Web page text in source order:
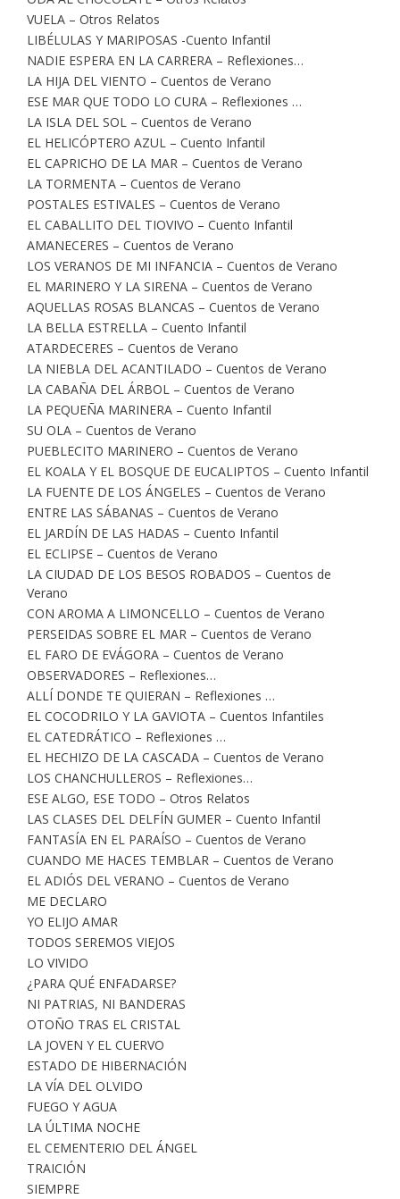
VUELA – Otros Relatos
LIBÉLULAS Y MARIPOSAS -Cuento Infantil
NADIE ESPERA EN LA CARRERA – Reflexiones…
LA HIJA DEL VIENTO – Cuentos de Verano
ESE MAR QUE TODO LO CURA – Reflexiones …
LA ISLA DEL SOL – Cuentos de Verano
EL HELICÓPTERO AZUL – Cuento Infantil
EL CAPRICHO DE LA MAR – Cuentos de Verano
LA TORMENTA – Cuentos de Verano
POSTALES ESTIVALES – Cuentos de Verano
EL CABALLITO DEL TIOVIVO – Cuento Infantil
AMANECERES – Cuentos de Verano
LOS VERANOS DE MI INFANCIA – Cuentos de Verano
EL MARINERO Y LA SIRENA – Cuentos de Verano
AQUELLAS ROSAS BLANCAS – Cuentos de Verano
LA BELLA ESTRELLA – Cuento Infantil
ATARDECERES – Cuentos de Verano
LA NIEBLA DEL ACANTILADO – Cuentos de Verano
LA CABAÑA DEL ÁRBOL – Cuentos de Verano
LA PEQUEÑA MARINERA – Cuento Infantil
SU OLA – Cuentos de Verano
PUEBLECITO MARINERO – Cuentos de Verano
EL KOALA Y EL BOSQUE DE EUCALIPTOS – Cuento Infantil
LA FUENTE DE LOS ÁNGELES – Cuentos de Verano
ENTRE LAS SÁBANAS – Cuentos de Verano
EL JARDÍN DE LAS HADAS – Cuento Infantil
EL ECLIPSE – Cuentos de Verano
LA CIUDAD DE LOS BESOS ROBADOS – Cuentos de
Verano
CON AROMA A LIMONCELLO – Cuentos de Verano
PERSEIDAS SOBRE EL MAR – Cuentos de Verano
EL FARO DE EVÁGORA – Cuentos de Verano
OBSERVADORES – Reflexiones…
ALLÍ DONDE TE QUIERAN – Reflexiones …
EL COCODRILO Y LA GAVIOTA – Cuentos Infantiles
EL CATEDRÁTICO – Reflexiones …
EL HECHIZO DE LA CASCADA – Cuentos de Verano
LOS CHANCHULLEROS – Reflexiones…
ESE ALGO, ESE TODO – Otros Relatos
LAS CLASES DEL DELFÍN GUMER – Cuento Infantil
FANTASÍA EN EL PARAÍSO – Cuentos de Verano
CUANDO ME HACES TEMBLAR – Cuentos de Verano
EL ADIÓS DEL VERANO – Cuentos de Verano
ME DECLARO
YO ELIJO AMAR
TODOS SEREMOS VIEJOS
LO VIVIDO
¿PARA QUÉ ENFADARSE?
NI PATRIAS, NI BANDERAS
OTOÑO TRAS EL CRISTAL
LA JOVEN Y EL CUERVO
ESTADO DE HIBERNACIÓN
LA VÍA DEL OLVIDO
FUEGO Y AGUA
LA ÚLTIMA NOCHE
EL CEMENTERIO DEL ÁNGEL
TRAICIÓN
SIEMPRE